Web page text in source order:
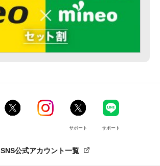
サポート サポート
SNS公式アカウント一覧